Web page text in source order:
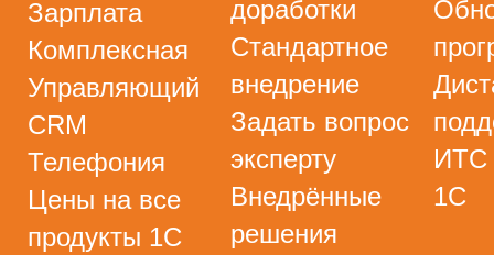
Зарплата
Комплексная
Управляющий
CRM
Телефония
Цены на все
продукты 1С
доработки
Стандартное
внедрение
Задать вопрос
эксперту
Внедрённые
решения
ИТС
1С